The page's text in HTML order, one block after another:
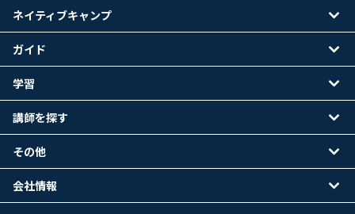
ネイティブキャンプ
ガイド
学習
講師を探す
その他
会社情報